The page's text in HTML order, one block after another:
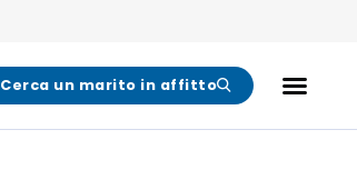
Cerca un marito in affitto